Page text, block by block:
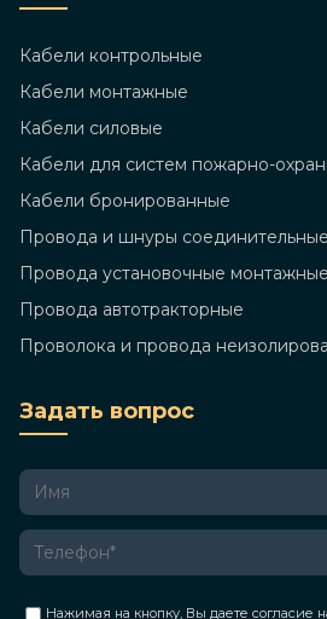
Кабели контрольные
Кабели монтажные
Кабели силовые
Кабели для систем пожарно-
Кабели бронированные
Провода и шнуры соединительные
Провода установочные монтажные
Провода автотракторные
Проволока и провода
Задать вопрос
Нажимая на кнопку, Вы даете согласие